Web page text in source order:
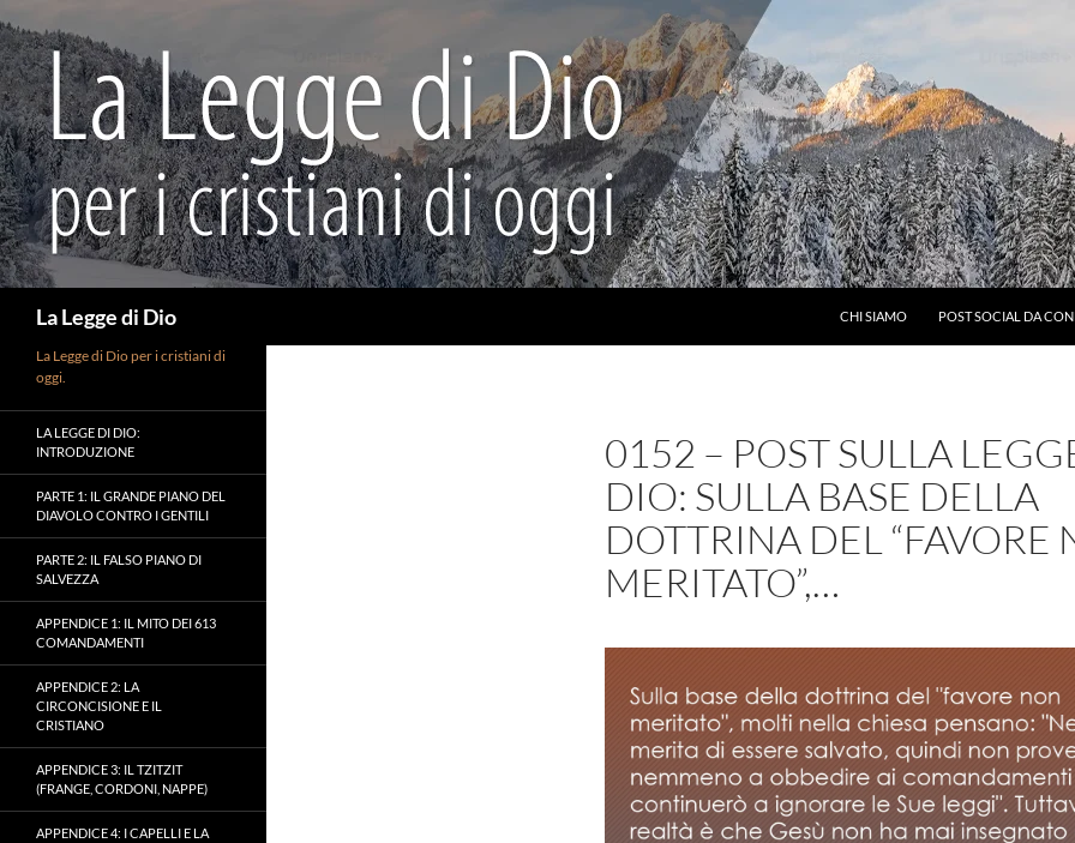
al
contenuto
La Legge di Dio CHI SIAMO POST SOCIAL DA
0152 – POST SULLA
DIO: SULLA BASE DELLA
DOTTRINA DEL “FAVORE
MERITATO”,…
La Legge di Dio per i cristiani di
oggi.
LA LEGGE DI DIO:
INTRODUZIONE
PARTE 1: IL GRANDE PIANO DEL
DIAVOLO CONTRO I GENTILI
PARTE 2: IL FALSO PIANO DI
SALVEZZA
APPENDICE 1: IL MITO DEI 613
COMANDAMENTI
APPENDICE 2: LA
CIRCONCISIONE E IL
CRISTIANO
APPENDICE 3: IL TZITZIT
(FRANGE, CORDONI, NAPPE)
APPENDICE 4: I CAPELLI E LA